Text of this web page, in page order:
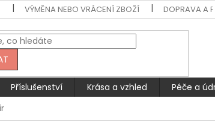
VÝMĚNA NEBO VRÁCENÍ ZBOŽÍ DOPRAVA A
Příslušenství Krása a vzhled Péče a